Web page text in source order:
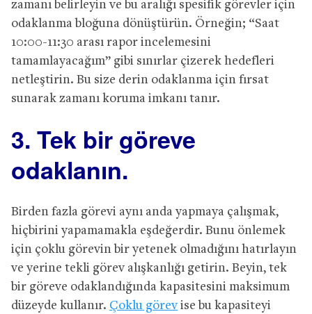
zamanı belirleyin ve bu aralığı spesifik görevler için
odaklanma bloğuna dönüştürün. Örneğin; “Saat
10:00-11:30 arası rapor incelemesini
tamamlayacağım” gibi sınırlar çizerek hedefleri
netleştirin. Bu size derin odaklanma için fırsat
sunarak zamanı koruma imkanı tanır.
3. Tek bir göreve
odaklanın.
Birden fazla görevi aynı anda yapmaya çalışmak,
hiçbirini yapamamakla eşdeğerdir. Bunu önlemek
için çoklu görevin bir yetenek olmadığını hatırlayın
ve yerine tekli görev alışkanlığı getirin. Beyin, tek
bir göreve odaklandığında kapasitesini maksimum
düzeyde kullanır. Çoklu görev ise bu kapasiteyi